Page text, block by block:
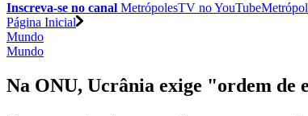
Inscreva-se no canal MetrópolesTV noYouTube
Página Inicial
Mundo
Mundo
Na ONU, Ucrânia exige "ordem